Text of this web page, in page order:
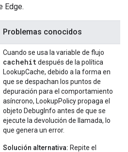
Edge.
Problemas conocidos
Cuando se usa la variable de flujo
cachehitdespués de la política
LookupCache, debido a la forma en
que se despachan los puntos de
depuración para el comportamiento
asíncrono, LookupPolicy propaga el
objeto DebugInfo antes de que se
ejecute la devolución de llamada, lo
que genera un error.
Solución alternativa: Repite el